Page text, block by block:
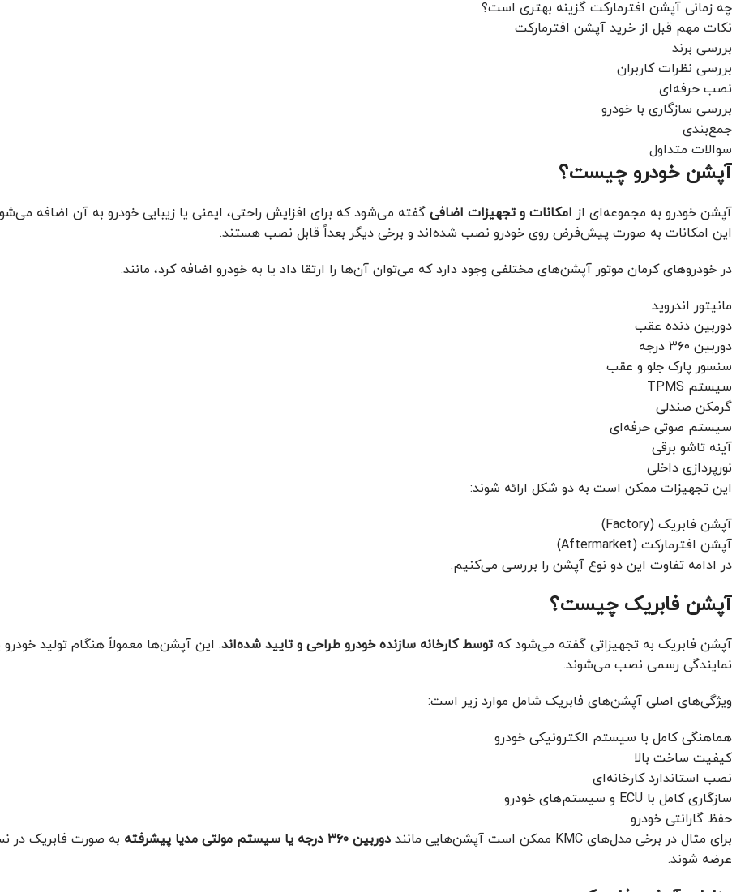
چه زمانی آپشن افترمارکت گزینه بهتری است؟
نکات مهم قبل از خرید آپشن افترمارکت
بررسی برند
بررسی نظرات کاربران
نصب حرفه‌ای
بررسی سازگاری با خودرو
جمع‌بندی
سوالات متداول
آپشن خودرو چیست؟
آپشن خودرو به مجموعه‌ای از امکانات و تجهیزات اضافی گفته می‌شود که برای افزایش راحتی، ایمنی یا زیبایی خودرو به آن اضافه
این امکانات به صورت پیش‌فرض روی خودرو نصب شده‌اند و برخی دیگر بعداً قابل نصب هستند.
در خودروهای کرمان موتور آپشن‌های مختلفی وجود دارد که می‌توان آن‌ها را ارتقا داد یا به خودرو اضافه کرد، مانند:
مانیتور اندروید
دوربین دنده عقب
دوربین ۳۶۰ درجه
سنسور پارک جلو و عقب
سیستم TPMS
گرمکن صندلی
سیستم صوتی حرفه‌ای
آینه تاشو برقی
نورپردازی داخلی
این تجهیزات ممکن است به دو شکل ارائه شوند:
آپشن فابریک (Factory)
آپشن افترمارکت (Aftermarket)
در ادامه تفاوت این دو نوع آپشن را بررسی می‌کنیم.
آپشن فابریک چیست؟
آپشن فابریک به تجهیزاتی گفته می‌شود که توسط کارخانه سازنده خودرو طراحی و تایید شده‌اند. این آپشن‌ها معمولاً هنگام تولید
نمایندگی رسمی نصب می‌شوند.
ویژگی‌های اصلی آپشن‌های فابریک شامل موارد زیر است:
هماهنگی کامل با سیستم الکترونیکی خودرو
کیفیت ساخت بالا
نصب استاندارد کارخانه‌ای
سازگاری کامل با ECU و سیستم‌های خودرو
حفظ گارانتی خودرو
برای مثال در برخی مدل‌های KMC ممکن است آپشن‌هایی مانند
دوربین ۳۶۰ درجه یا سیستم مولتی مدیا پیشرفته
به صورت فابریک در
عرضه شوند.